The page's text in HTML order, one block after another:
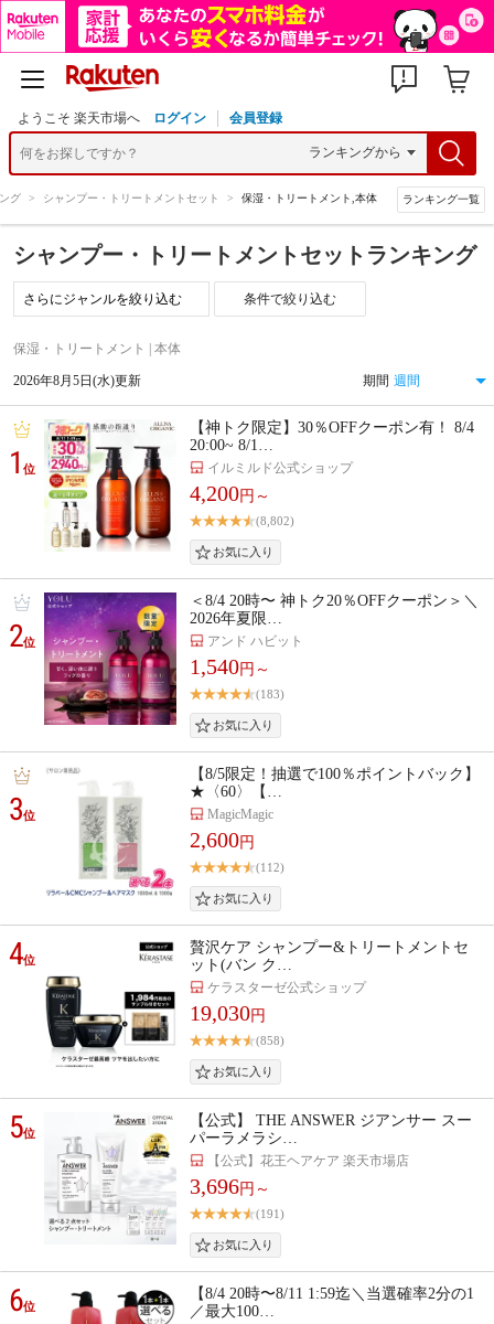
ようこそ 楽天市場へ ログイン 会員登録
グ > シャンプー・トリートメントセット > 保湿・トリートメント,本体 ランキング一覧
シャンプー・トリートメントセットランキング
条件で絞り込む
保湿・トリートメント | 本体
2026年8月5日(水)更新 期間
1位
【神トク限定】30％OFFクーポン有！ 8/4
20:00~ 8/1…
イルミルド公式ショップ
4,200円～
(8,802)
2位
＜8/4 20時〜 神トク20％OFFクーポン＞＼
2026年夏限…
アンド ハビット
1,540円～
(183)
3位
【8/5限定！抽選で100％ポイントバック】
★〈60〉【…
MagicMagic
2,600円
(112)
4位
贅沢ケア シャンプー&トリートメントセ
ット(バン ク…
ケラスターゼ公式ショップ
19,030円
(858)
5位
【公式】 THE ANSWER ジアンサー スー
パーラメラシ…
【公式】花王ヘアケア 楽天市場店
3,696円～
(191)
6位
【8/4 20時〜8/11 1:59迄＼当選確率2分の1
／最大100…